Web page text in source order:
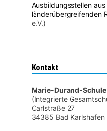
Ausbildungsstellen
länderübergreifenden
e.V.)
Kontakt
Marie-Durand-Schule
(Integrierte
Carlstraße 27
34385 Bad Karlshafen